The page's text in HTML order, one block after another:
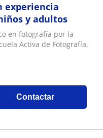
experiencia
y adultos
en fotografía por la
Activa de Fotografía,
Contactar